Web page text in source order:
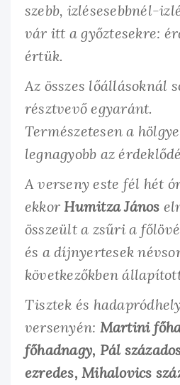
szebb, izlésesebbnél-
vár itt a győztesekre:
értük.
Az összes lőállásoknál
résztvevő egyaránt.
Természetesen a
legnagyobb az
A verseny este fél hét
ekkor Humitza János
összeült a zsűri a
és a díjnyertesek
következőkben
Tisztek és
versenyén: Martini
főhadnagy, Pál
ezredes, Mihalovics